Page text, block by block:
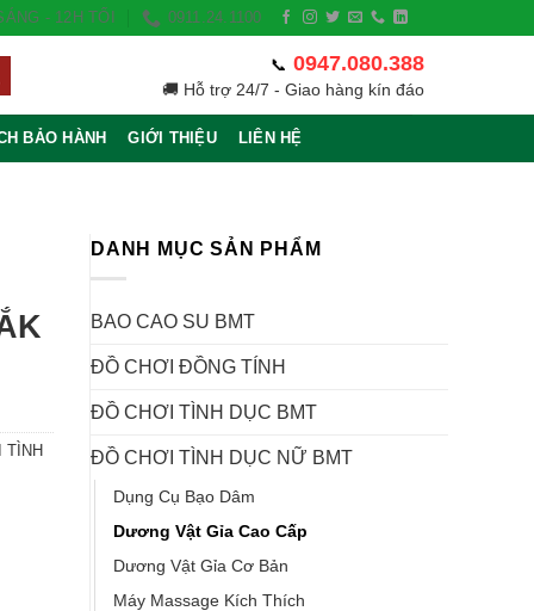
- 12H TỐI 0911.24.1100
📞 0947.080.388
🚚 Hỗ trợ 24/7 - Giao hàng kín đáo
BẢO HÀNH GIỚI THIỆU LIÊN HỆ
DANH MỤC SẢN PHẨM
BAO CAO SU BMT
ĐỒ CHƠI ĐỒNG TÍNH
ĐỒ CHƠI TÌNH DỤC BMT
ĐỒ CHƠI TÌNH DỤC NỮ BMT
Dụng Cụ Bạo Dâm
Dương Vật Gỉa Cao Cấp
Dương Vật Gỉa Cơ Bản
Máy Massage Kích Thích
TÌNH